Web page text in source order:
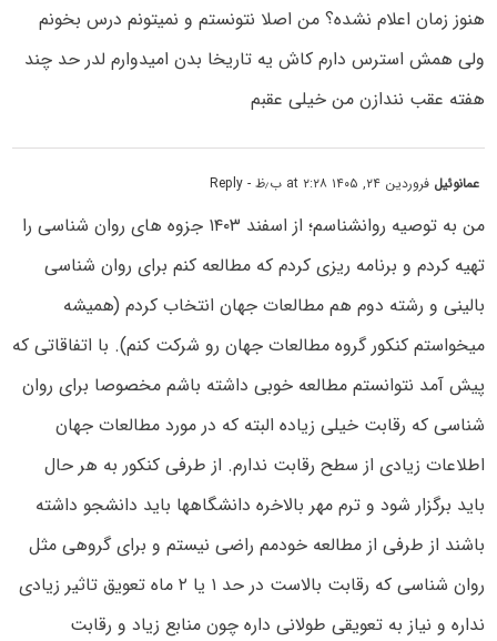
هنوز زمان اعلام‌ نشده؟ من اصلا نتونستم و نمیتونم درس بخونم
ولی همش استرس دارم کاش یه تاریخا بدن امیدوارم لدر حد چند
هفته عقب نندازن من خیلی عقبم
عمانوئیل فروردین ۲۴, ۱۴۰۵ at ۲:۲۸ ب٫ظ - Reply
من به توصیه روانشناسم؛ از اسفند ۱۴۰۳ جزوه های روان شناسی را
تهیه کردم و برنامه ریزی کردم که مطالعه کنم برای روان شناسی
بالینی و رشته دوم هم مطالعات جهان انتخاب کردم (همیشه
میخواستم کنکور گروه مطالعات جهان رو شرکت کنم). با اتفاقاتی که
پیش آمد نتوانستم مطالعه خوبی داشته باشم مخصوصا برای روان
شناسی که رقابت خیلی زیاده البته که در مورد مطالعات جهان
اطلاعات زیادی از سطح رقابت ندارم. از طرفی کنکور به هر حال
باید برگزار شود و ترم مهر بالاخره دانشگاهها باید دانشجو داشته
باشند از طرفی از مطالعه خودمم راضی نیستم و برای گروهی مثل
روان شناسی که رقابت بالاست در حد ۱ یا ۲ ماه تعویق تاثیر زیادی
نداره و نیاز به تعویقی طولانی داره چون منابع زیاد و رقابت